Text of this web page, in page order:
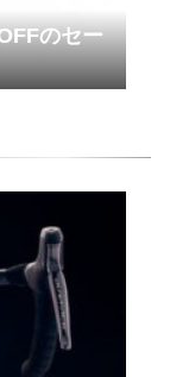
のセー